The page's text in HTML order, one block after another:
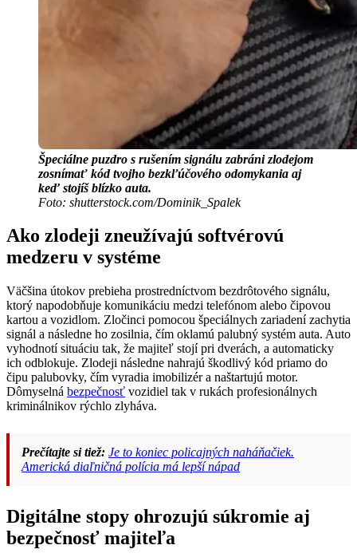
Špeciálne puzdro s rušením signálu zabráni zlodejom
zosnímať kód tvojho bezkľúčového odomykania aj
keď stojíš blízko auta.
Foto: shutterstock.com/Dominik_Spalek
Ako zlodeji zneužívajú softvérovú
medzeru v systéme
Väčšina útokov prebieha prostredníctvom bezdrôtového signálu,
ktorý napodobňuje komunikáciu medzi telefónom alebo čipovou
kartou a vozidlom. Zločinci pomocou špeciálnych zariadení zachytia
signál a následne ho zosilnia, čím oklamú palubný systém auta. Auto
vyhodnotí situáciu tak, že majiteľ stojí pri dverách, a automaticky
ich odblokuje. Zlodeji následne nahrajú škodlivý kód priamo do
čipu palubovky, čím vyradia imobilizér a naštartujú motor.
Dômyselná bezpečnosť vozidiel tak v rukách profesionálnych
kriminálnikov rýchlo zlyháva.
Prečítajte si tiež: Je to koniec policajných naháňačiek.
Americká diaľničná polícia má lepší nápad
Digitálne stopy ohrozujú súkromie aj
bezpečnosť majiteľa